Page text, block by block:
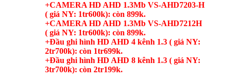
+CAMERA HD AHD 1.3Mb VS-AHD7203-H
( giá NY: 1tr600k): còn 899k.
+CAMERA HD AHD 1.3Mb VS-AHD7212H
( giá NY: 1tr600k): còn 899k.
+Đầu ghi hình HD AHD 4 kênh 1.3 ( giá NY:
2tr700k): còn 1tr699k.
+Đầu ghi hình HD AHD 8 kênh 1.3 ( giá NY:
3tr700k): còn 2tr199k.